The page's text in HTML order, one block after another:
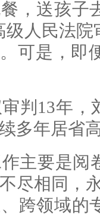
，送孩子
人民法院
可是，即
判13年，
多年居省
主要是阅
尽相同，
跨领域的